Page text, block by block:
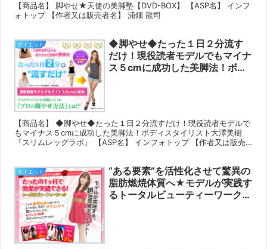
【商品名】 脚やせ★天使の美脚塾【DVD-BOX】 【ASP名】 インフ
ォトップ 【作者又は販売者名】 浦畑 龍司
ダイエット
◆脚やせ◆たった１日２分流す
だけ！現役読者モデルでもマイナ
ス５cmに成功した美脚法！ボデ
【商品名】 ◆脚やせ◆たった１日２分流すだけ！現役読者モデルで
もマイナス５cmに成功した美脚法！ボディスタイリスト大澤美樹
『スリムレッグラボ』 【ASP名】 インフォトップ 【作者又は販売
ダイエット
“ある要素”を活性化させて驚異の
脂肪燃焼体質へ★モデルが実践す
るトータルビューティーワークの